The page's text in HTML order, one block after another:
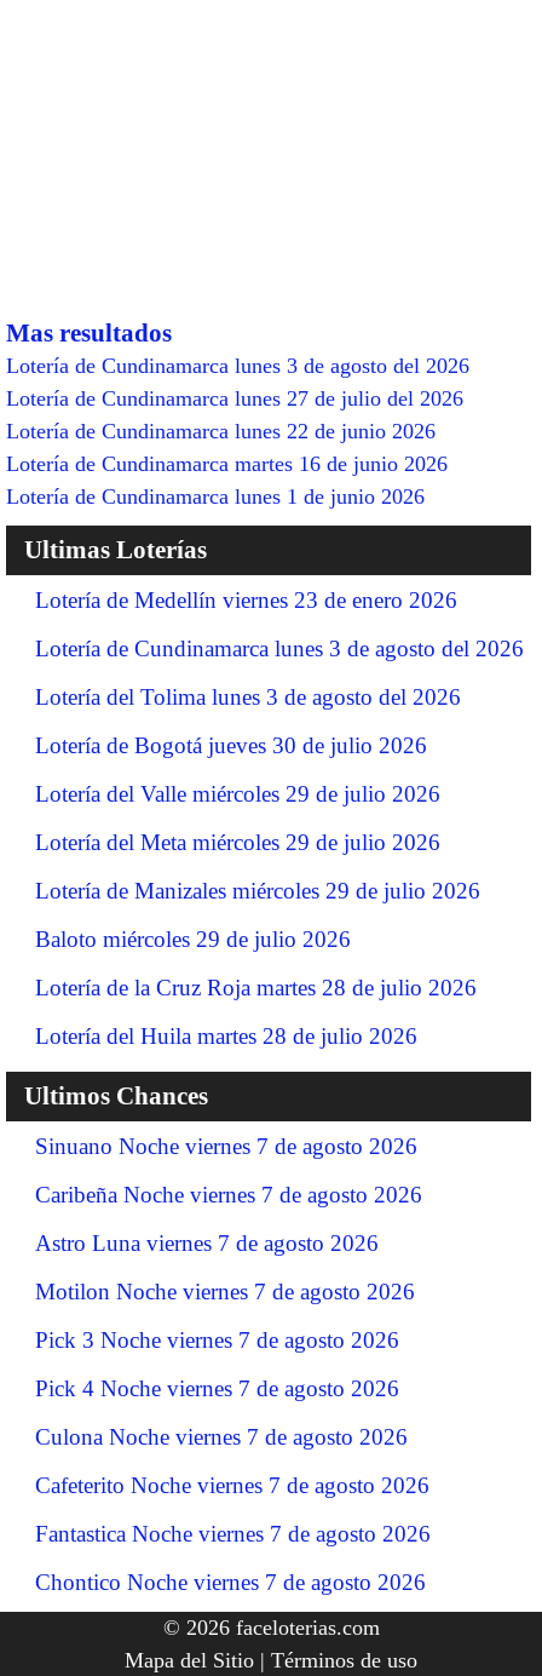
Mas resultados
Lotería de Cundinamarca lunes 3 de agosto del 2026
Lotería de Cundinamarca lunes 27 de julio del 2026
Lotería de Cundinamarca lunes 22 de junio 2026
Lotería de Cundinamarca martes 16 de junio 2026
Lotería de Cundinamarca lunes 1 de junio 2026
Ultimas Loterías
Lotería de Medellín viernes 23 de enero 2026
Lotería de Cundinamarca lunes 3 de agosto del 2026
Lotería del Tolima lunes 3 de agosto del 2026
Lotería de Bogotá jueves 30 de julio 2026
Lotería del Valle miércoles 29 de julio 2026
Lotería del Meta miércoles 29 de julio 2026
Lotería de Manizales miércoles 29 de julio 2026
Baloto miércoles 29 de julio 2026
Lotería de la Cruz Roja martes 28 de julio 2026
Lotería del Huila martes 28 de julio 2026
Ultimos Chances
Sinuano Noche viernes 7 de agosto 2026
Caribeña Noche viernes 7 de agosto 2026
Astro Luna viernes 7 de agosto 2026
Motilon Noche viernes 7 de agosto 2026
Pick 3 Noche viernes 7 de agosto 2026
Pick 4 Noche viernes 7 de agosto 2026
Culona Noche viernes 7 de agosto 2026
Cafeterito Noche viernes 7 de agosto 2026
Fantastica Noche viernes 7 de agosto 2026
Chontico Noche viernes 7 de agosto 2026
© 2026 faceloterias.com
Mapa del Sitio | Términos de uso